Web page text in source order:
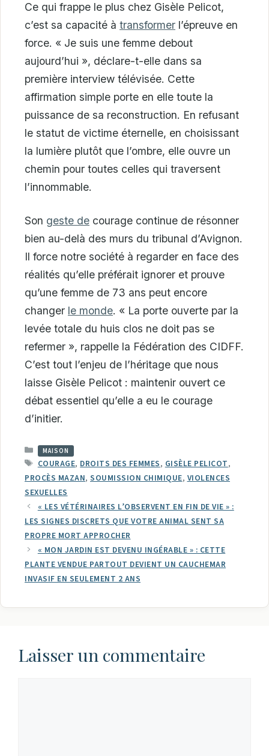
Ce qui frappe le plus chez Gisèle Pelicot,
c’est sa capacité à transformer l’épreuve en
force. « Je suis une femme debout
aujourd’hui », déclare-t-elle dans sa
première interview télévisée. Cette
affirmation simple porte en elle toute la
puissance de sa reconstruction. En refusant
le statut de victime éternelle, en choisissant
la lumière plutôt que l’ombre, elle ouvre un
chemin pour toutes celles qui traversent
l’innommable.
Son geste de courage continue de résonner
bien au-delà des murs du tribunal d’Avignon.
Il force notre société à regarder en face des
réalités qu’elle préférait ignorer et prouve
qu’une femme de 73 ans peut encore
changer le monde. « La porte ouverte par la
levée totale du huis clos ne doit pas se
refermer », rappelle la Fédération des CIDFF.
C’est tout l’enjeu de l’héritage que nous
laisse Gisèle Pelicot : maintenir ouvert ce
débat essentiel qu’elle a eu le courage
d’initier.
CATÉGORIES
MAISON
ÉTIQUETTES
COURAGE, DROITS DES FEMMES, GISÈLE PELICOT,
PROCÈS MAZAN, SOUMISSION CHIMIQUE, VIOLENCES
SEXUELLES
« LES VÉTÉRINAIRES L’OBSERVENT EN FIN DE VIE » :
LES SIGNES DISCRETS QUE VOTRE ANIMAL SENT SA
PROPRE MORT APPROCHER
« MON JARDIN EST DEVENU INGÉRABLE » : CETTE
PLANTE VENDUE PARTOUT DEVIENT UN CAUCHEMAR
INVASIF EN SEULEMENT 2 ANS
Laisser un commentaire